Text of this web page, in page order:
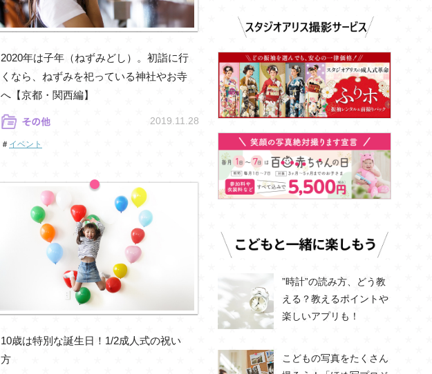
2020年は子年（ねずみどし）。初詣に行
くなら、ねずみを祀っている神社やお寺
へ【京都・関西編】
2019.11.28
＃ イベント
10歳は特別な誕生日！1/2成人式の祝い
方
”時計”の読み方、どう教
える？教えるポイントや
楽しいアプリも！
こどもの写真をたくさん